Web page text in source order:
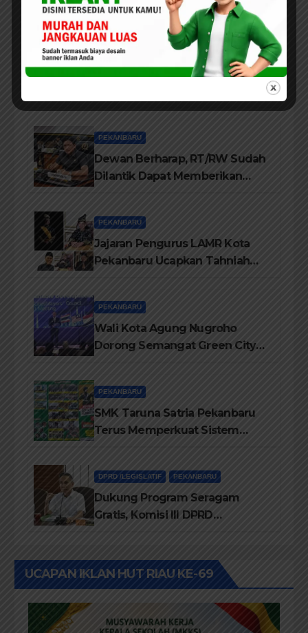
Dr. Yusriadi.SE.MM, Tentang
Buku Dr. (Cand) Liza Fitriani S.
Kom M. Ikom
ARTIKEL PEKANBARU PENDIDIKAN
Luar Biasa Isi Pelatihan
Sampaikan Materi Dari Keluhan
PEKANBARU
Dewan Berharap, RT/RW Sudah
Dilantik Dapat Memberikan
PEKANBARU
Jajaran Pengurus LAMR Kota
Pekanbaru Ucapkan Tahniah
PEKANBARU
Wali Kota Agung Nugroho
Dorong Semangat Green City
PEKANBARU
SMK Taruna Satria Pekanbaru
Terus Memperkuat Sistem
DPRD /LEGISLATIF PEKANBARU
Dukung Program Seragam
Gratis, Komisi III DPRD
Diprioritaskan
UCAPAN IKLAN HUT RIAU KE-69